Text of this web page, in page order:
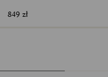
849 zł